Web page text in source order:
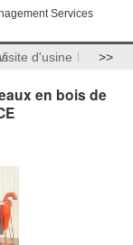
Services
d'usine >>
en bois de